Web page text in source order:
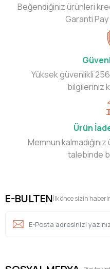
Beğendiğiniz ürünleri
Garanti Pay
Yüksek güvenlikli
bilgileriniz
Ürün
Memnun
talebinde
E-BULTENİlk önce sizin